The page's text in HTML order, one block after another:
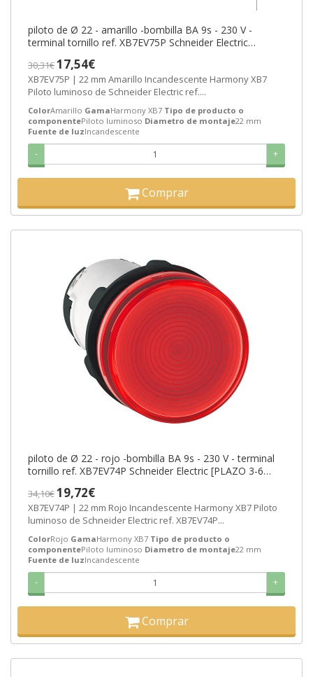
piloto de Ø 22 - amarillo -bombilla BA 9s - 230 V -
terminal tornillo ref. XB7EV75P Schneider Electric
30,31€17,54€
XB7EV75P | 22 mm Amarillo Incandescente Harmony XB7
Piloto luminoso de Schneider Electric ref....
ColorAmarillo GamaHarmony XB7 Tipo de producto o
componentePiloto luminoso Diametro de montaje22 mm
Fuente de luzIncandescente
- +
Comprar
piloto de Ø 22 - rojo -bombilla BA 9s - 230 V - terminal
tornillo ref. XB7EV74P Schneider Electric [PLAZO 3-6
34,10€19,72€
XB7EV74P | 22 mm Rojo Incandescente Harmony XB7 Piloto
luminoso de Schneider Electric ref. XB7EV74P...
ColorRojo GamaHarmony XB7 Tipo de producto o
componentePiloto luminoso Diametro de montaje22 mm
Fuente de luzIncandescente
- +
Comprar